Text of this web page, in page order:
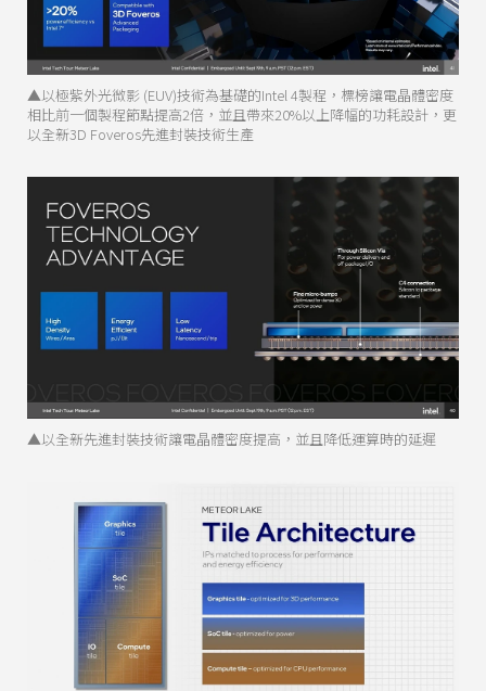
▲以極紫外光微影 (EUV)技術為基礎的Intel 4製程，標榜讓電晶體密度
相比前一個製程節點提高2倍，並且帶來20%以上降幅的功耗設計，更
以全新3D Foveros先進封裝技術生產
▲以全新先進封裝技術讓電晶體密度提高，並且降低運算時的延遲